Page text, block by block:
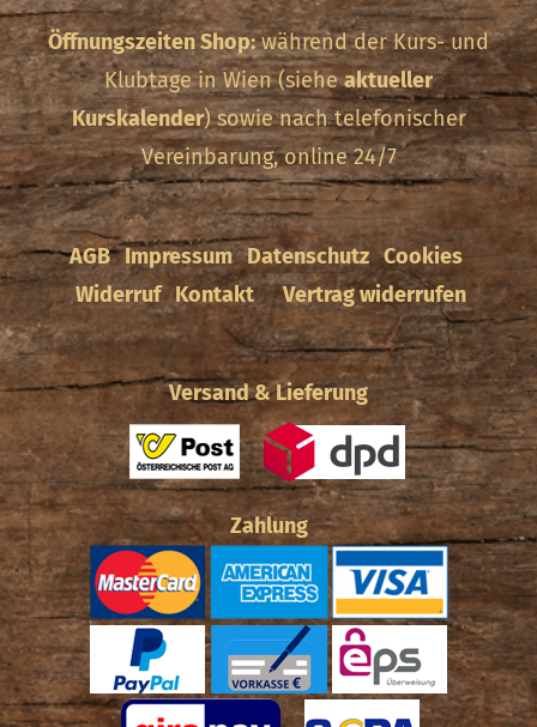
Öffnungszeiten Shop:während der Kurs- und
Klubtage in Wien (sieheaktueller
Kurskalender) sowie nach telefonischer
Vereinbarung, online 24/7
AGB Impressum Datenschutz Cookies
Widerruf Kontakt Vertrag widerrufen
Versand & Lieferung
Zahlung